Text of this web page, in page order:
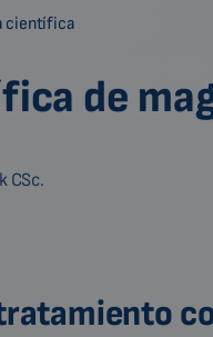
científica
de
CSc.